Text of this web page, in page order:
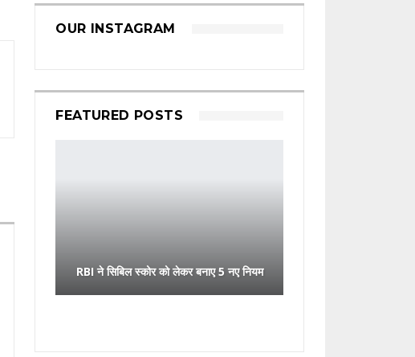
OUR INSTAGRAM
FEATURED POSTS
RBI ने सिबिल स्कोर को लेकर बनाए 5 नए नियम